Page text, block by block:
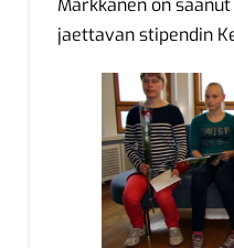
Markkanen on
jaettavan stipendin